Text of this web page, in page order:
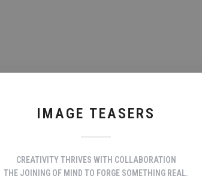
IMAGE TEASERS
CREATIVITY THRIVES WITH COLLABORATION
THE JOINING OF MIND TO FORGE SOMETHING REAL.